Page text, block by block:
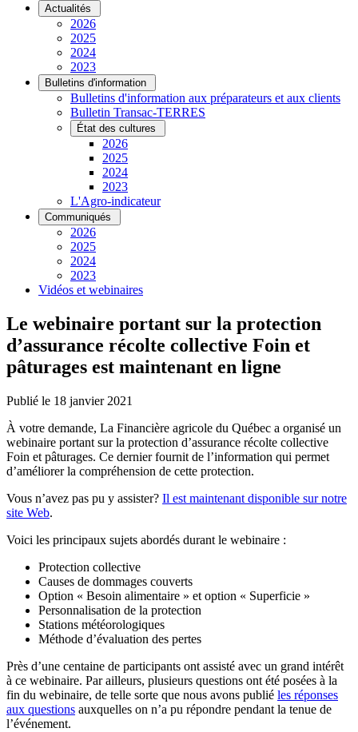
Actualités
2026
2025
2024
2023
Bulletins d'information
Bulletins d'information aux préparateurs et aux clients
Bulletin Transac-TERRES
État des cultures
2026
2025
2024
2023
L'Agro-indicateur
Communiqués
2026
2025
2024
2023
Vidéos et webinaires
Le webinaire portant sur la protection
d’assurance récolte collective Foin et
pâturages est maintenant en ligne
Publié le 18 janvier 2021
À votre demande, La Financière agricole du Québec a organisé un
webinaire portant sur la protection d’assurance récolte collective
Foin et pâturages. Ce dernier fournit de l’information qui permet
d’améliorer la compréhension de cette protection.
Vous n’avez pas pu y assister? Il est maintenant disponible sur notre
site Web.
Voici les principaux sujets abordés durant le webinaire :
Protection collective
Causes de dommages couverts
Option « Besoin alimentaire » et option « Superficie »
Personnalisation de la protection
Stations météorologiques
Méthode d’évaluation des pertes
Près d’une centaine de participants ont assisté avec un grand intérêt
à ce webinaire. Par ailleurs, plusieurs questions ont été posées à la
fin du webinaire, de telle sorte que nous avons publié les réponses
aux questions auxquelles on n’a pu répondre pendant la tenue de
l’événement.